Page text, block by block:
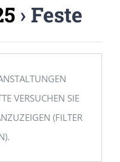
› Feste
VERSUCHEN SIE
(FILTER